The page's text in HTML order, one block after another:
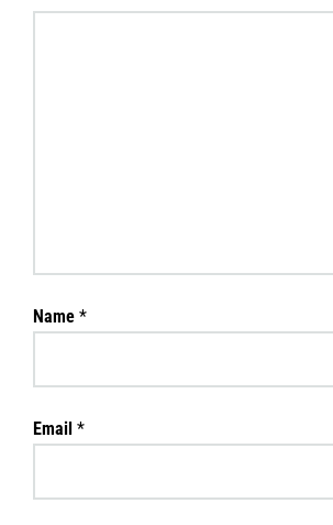
Name *
Email *